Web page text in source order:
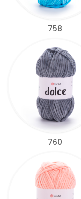
758
760